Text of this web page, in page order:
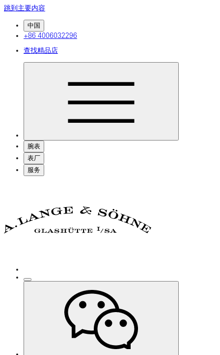
跳到主要内容
中国
+86 4006032296
查找精品店
腕表
表厂
服务